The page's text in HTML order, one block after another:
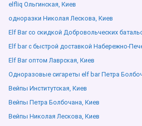
elfliq Ольгинская, Киев
одноразки Николая Лескова, Киев
Elf Bar со скидкой Добровольческих
Elf bar с быстрой доставкой Набережно-
Elf Bar оптом Лаврская, Киев
Одноразовые сигареты elf bar Петра
Вейпы Институтская, Киев
Вейпы Петра Болбочана, Киев
Вейпы Николая Лескова, Киев